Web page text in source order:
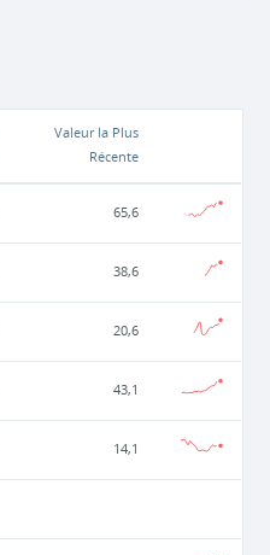
Valeur la Plus
Récente
65,6
38,6
20,6
43,1
14,1